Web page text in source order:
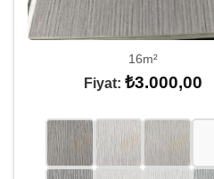
16m²
Fiyat: ₺3.000,00